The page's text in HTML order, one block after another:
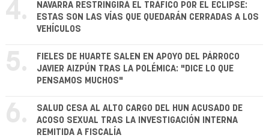
4.
NAVARRA RESTRINGIRÁ EL TRÁFICO POR EL ECLIPSE:
ESTAS SON LAS VÍAS QUE QUEDARÁN CERRADAS A LOS
VEHÍCULOS
5.
FIELES DE HUARTE SALEN EN APOYO DEL PÁRROCO
JAVIER AIZPÚN TRAS LA POLÉMICA: "DICE LO QUE
PENSAMOS MUCHOS"
6.
SALUD CESA AL ALTO CARGO DEL HUN ACUSADO DE
ACOSO SEXUAL TRAS LA INVESTIGACIÓN INTERNA
REMITIDA A FISCALÍA